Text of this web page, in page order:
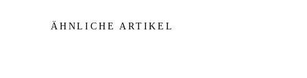
ÄHNLICHE ARTIKEL